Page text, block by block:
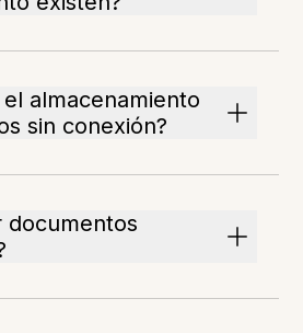
almacenamiento
sin conexión?
documentos